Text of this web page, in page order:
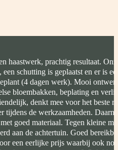
haastwerk, prachtig resultaat.
een schutting is geplaatst en er is
(4 dagen werk). Mooi
bloembakken, beplating en
denkt mee voor het beste
tijdens de werkzaamheden.
goed materiaal. Tegen kleine
aan de achtertuin. Goed
een eerlijke prijs waarbij ook